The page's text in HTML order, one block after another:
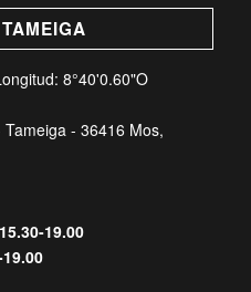
8°40'0.60"O
- 36416 Mos,
19.00